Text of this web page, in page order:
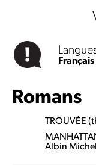
Français
Romans
TROUVÉE
Albin